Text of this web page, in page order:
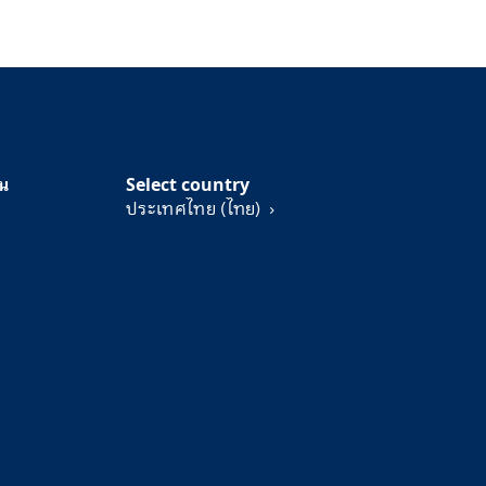
Select country
ประเทศไทย (ไทย)